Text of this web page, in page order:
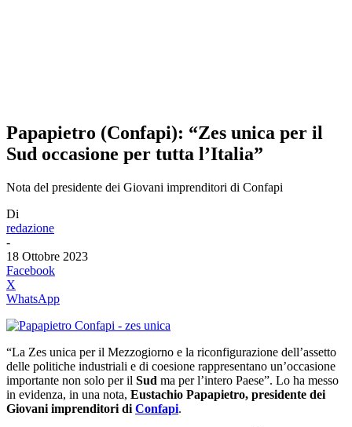
Papapietro (Confapi): “Zes unica per il
Sud occasione per tutta l’Italia”
Nota del presidente dei Giovani imprenditori di Confapi
Di
redazione
-
18 Ottobre 2023
Facebook
X
WhatsApp
“La Zes unica per il Mezzogiorno e la riconfigurazione dell’assetto
delle politiche industriali e di coesione rappresentano un’occasione
importante non solo per il Sud ma per l’intero Paese”. Lo ha messo
in evidenza, in una nota, Eustachio Papapietro, presidente dei
Giovani imprenditori di Confapi.